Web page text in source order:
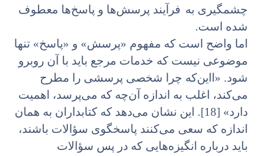
چشمگیری به فرآیند پرسش‌ها و پاسخ‌ها معطوف
شده است.
اما واضح است که مفهوم «پرسش» و «پاسخ» تنها
موضوعی نیست که خدمات مرجع باید با آن روبرو
شود. «ااین‌که چرا شخصی پرسشی را مطرح
می‌کند، اغلب به اندازه آن‌چه که می‌پرسد، اهمیت
دارد» [18]. این نشان می‌دهد که کتابداران به همان
اندازه که سعی می‌کنند پاسخگوی سؤالات باشند،
باید درباره انگیزه‌هایی که در پس سؤالات